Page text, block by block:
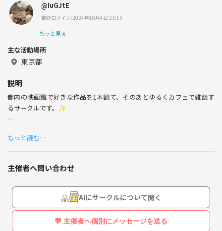
@IuGJtE
最終ログイン:2024年10月4日 23:13
もっと見る
主な活動場所
東京都
説明
都内の映画館で好きな作品を1本観て、そのあとゆるくカフェで雑談す
るサークルです。✨
もっと読む…
主催者へ問い合わせ
AIにサークルについて聞く
💬 主催者へ個別にメッセージを送る